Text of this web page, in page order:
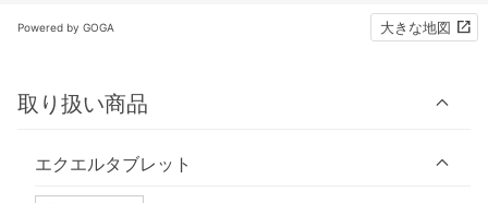
Powered by GOGA 大きな地図
取り扱い商品
エクエルタブレット